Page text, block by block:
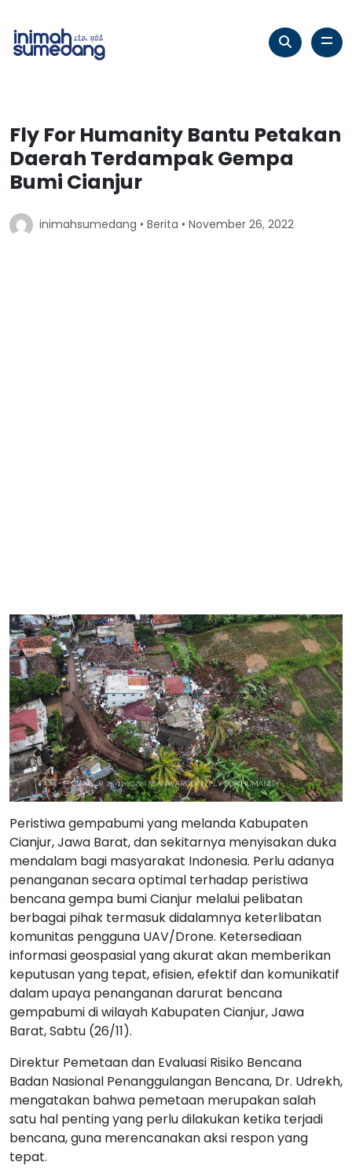
Fly For Humanity Bantu Petakan
Daerah Terdampak Gempa
Bumi Cianjur
inimahsumedang • Berita • November 26, 2022
Peristiwa gempabumi yang melanda Kabupaten
Cianjur, Jawa Barat, dan sekitarnya menyisakan duka
mendalam bagi masyarakat Indonesia. Perlu adanya
penanganan secara optimal terhadap peristiwa
bencana gempa bumi Cianjur melalui pelibatan
berbagai pihak termasuk didalamnya keterlibatan
komunitas pengguna UAV/Drone. Ketersediaan
informasi geospasial yang akurat akan memberikan
keputusan yang tepat, efisien, efektif dan komunikatif
dalam upaya penanganan darurat bencana
gempabumi di wilayah Kabupaten Cianjur, Jawa
Barat, Sabtu (26/11).
Direktur Pemetaan dan Evaluasi Risiko Bencana
Badan Nasional Penanggulangan Bencana, Dr. Udrekh,
mengatakan bahwa pemetaan merupakan salah
satu hal penting yang perlu dilakukan ketika terjadi
bencana, guna merencanakan aksi respon yang
tepat.